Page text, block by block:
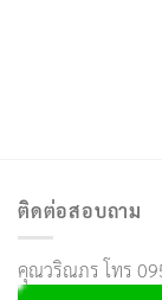
ติดต่อสอบถาม
คุณวริณภร โทร